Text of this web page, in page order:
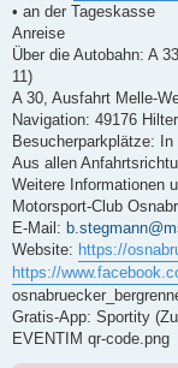
• an der Tageskasse
Anreise
Über die Autobahn: A
11)
A 30, Ausfahrt Melle-
Navigation: 49176
Besucherparkplätze: In
Aus allen
Weitere Informationen
Motorsport-Club
E-Mail:
Website: https://
https://
Gratis-App: Sportity
EVENTIM qr-code.png